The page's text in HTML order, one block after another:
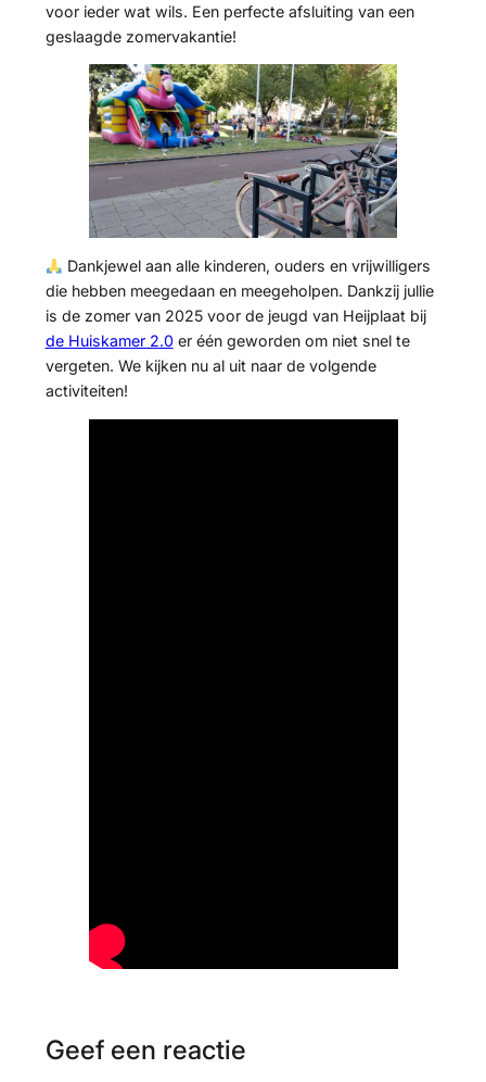
voor ieder wat wils. Een perfecte afsluiting van een
geslaagde zomervakantie!
Dankjewel aan alle kinderen, ouders en vrijwilligers
die hebben meegedaan en meegeholpen. Dankzij jullie
is de zomer van 2025 voor de jeugd van Heijplaat bij
de Huiskamer 2.0er één geworden om niet snel te
vergeten. We kijken nu al uit naar de volgende
activiteiten!
Geef een reactie